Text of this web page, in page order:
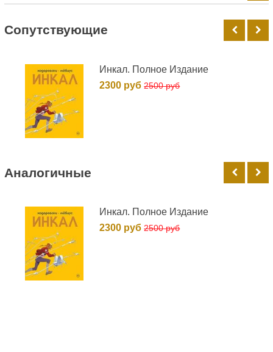
Cопутствующие
Инкал. Полное Издание
2300 руб2500 руб
Аналогичные
Инкал. Полное Издание
2300 руб2500 руб